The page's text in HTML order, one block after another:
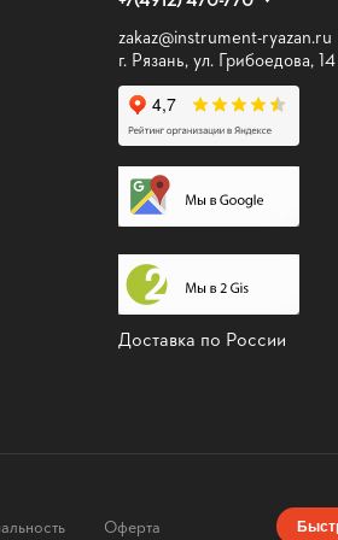
zakaz@instrument-ryazan.ru
г. Рязань, ул. Грибоедова, 14
Доставка по России
Оферта